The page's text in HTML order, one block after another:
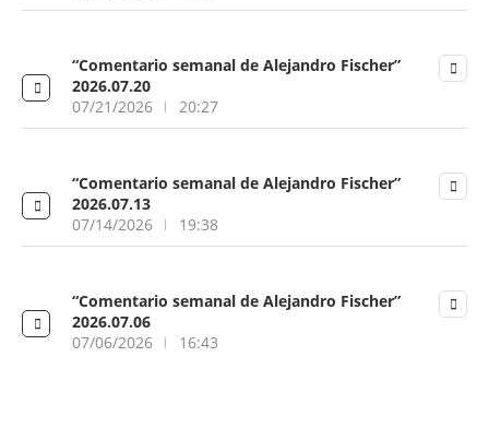
“Comentario semanal de Alejandro Fischer”
2026.07.20
07/21/2026
20:27
“Comentario semanal de Alejandro Fischer”
2026.07.13
07/14/2026
19:38
“Comentario semanal de Alejandro Fischer”
2026.07.06
07/06/2026
16:43